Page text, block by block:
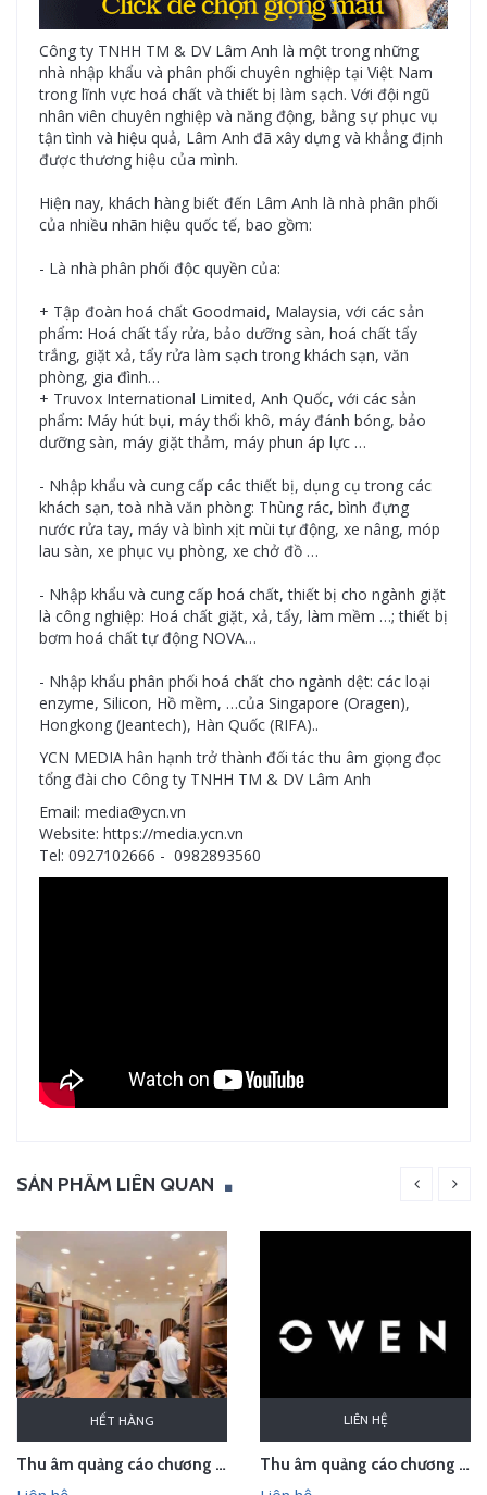
Công ty TNHH TM & DV Lâm Anh là một trong những
nhà nhập khẩu và phân phối chuyên nghiệp tại Việt Nam
trong lĩnh vực hoá chất và thiết bị làm sạch. Với đội ngũ
nhân viên chuyên nghiệp và năng động, bằng sự phục vụ
tận tình và hiệu quả, Lâm Anh đã xây dựng và khẳng định
được thương hiệu của mình.
Hiện nay, khách hàng biết đến Lâm Anh là nhà phân phối
của nhiều nhãn hiệu quốc tế, bao gồm:
- Là nhà phân phối độc quyền của:
+ Tập đoàn hoá chất Goodmaid, Malaysia, với các sản
phẩm: Hoá chất tẩy rửa, bảo dưỡng sàn, hoá chất tẩy
trắng, giặt xả, tẩy rửa làm sạch trong khách sạn, văn
phòng, gia đình…
+ Truvox International Limited, Anh Quốc, với các sản
phẩm: Máy hút bụi, máy thổi khô, máy đánh bóng, bảo
dưỡng sàn, máy giặt thảm, máy phun áp lực …
- Nhập khẩu và cung cấp các thiết bị, dụng cụ trong các
khách sạn, toà nhà văn phòng: Thùng rác, bình đựng
nước rửa tay, máy và bình xịt mùi tự động, xe nâng, móp
lau sàn, xe phục vụ phòng, xe chở đồ …
- Nhập khẩu và cung cấp hoá chất, thiết bị cho ngành giặt
là công nghiệp: Hoá chất giặt, xả, tẩy, làm mềm …; thiết bị
bơm hoá chất tự động NOVA…
- Nhập khẩu phân phối hoá chất cho ngành dệt: các loại
enzyme, Silicon, Hồ mềm, …của Singapore (Oragen),
Hongkong (Jeantech), Hàn Quốc (RIFA)..
YCN MEDIA hân hạnh trở thành đối tác thu âm giọng đọc
tổng đài cho Công ty TNHH TM & DV Lâm Anh
Email: media@ycn.vn
Website: https://media.ycn.vn
Tel: 0927102666 - 0982893560
SẢN PHẨM LIÊN QUAN
HẾT HÀNG
Thu âm quảng cáo chương trình khuyến mại cho Thế giới đồ da
LIÊN HỆ
Thu âm quảng cáo chương trình mừng 30/4-1/5 cho Thời trang Owen